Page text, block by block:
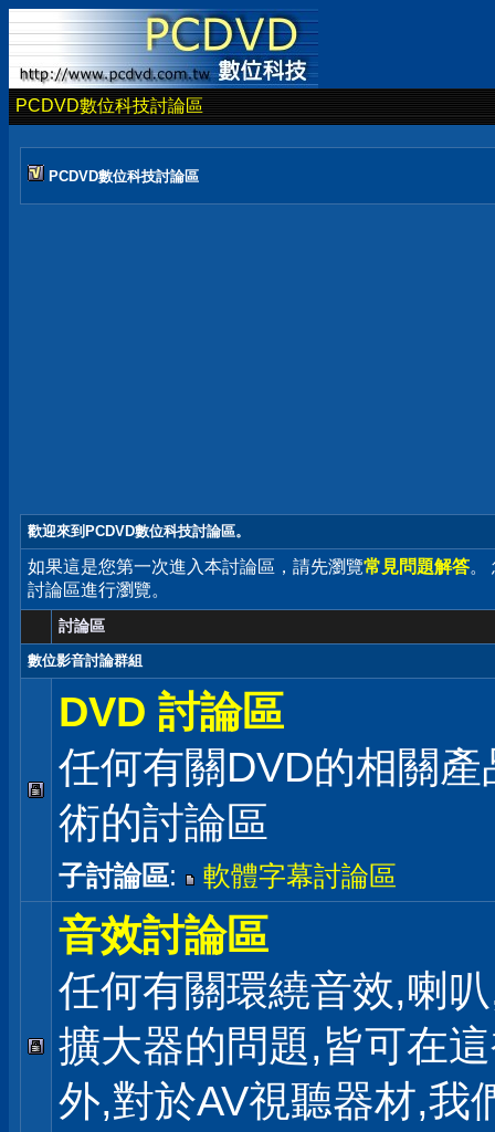
PCDVD數位科技討論區
PCDVD數位科技討論區
歡迎來到PCDVD數位科技討論區。
如果這是您第一次進入本討論區，請先瀏覽常見問題解答。
討論區進行瀏覽。
討論區
數位影音討論群組
DVD 討論區
任何有關DVD的相關
術的討論區
子討論區: 軟體字幕討論區
音效討論區
任何有關環繞音效,喇
擴大器的問題,皆可在
外,對於AV視聽器材,我